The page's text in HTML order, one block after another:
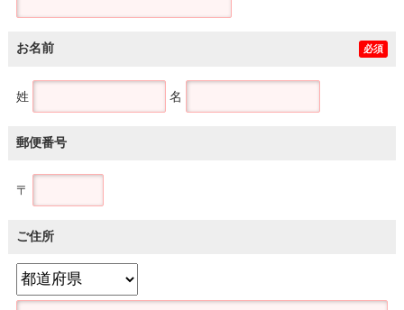
お名前 必須
姓 名
郵便番号
〒
ご住所